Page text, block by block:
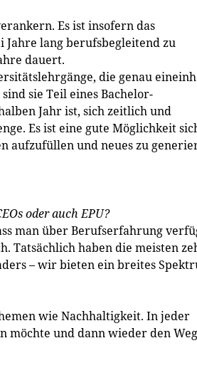
Es ist insofern das
lang berufsbegleitend zu
dauert.
die genau
sie Teil eines Bachelor-
Jahr ist, sich zeitlich und
Es ist eine gute Möglichkeit
aufzufüllen und neues zu
oder auch EPU?
man über Berufserfahrung
Tatsächlich haben die meisten
– wir bieten ein breites
wie Nachhaltigkeit. In jeder
möchte und dann wieder den